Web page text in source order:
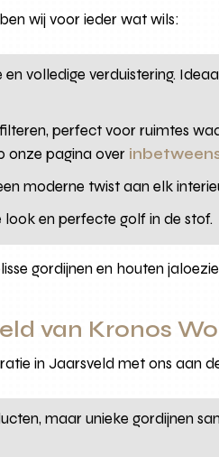
wij voor ieder wat wils:
volledige verduistering.
perfect voor ruimtes
onze pagina over
moderne twist aan elk
look en perfecte golf in de stof.
gordijnen en houten
van Kronos
in Jaarsveld met ons aan
maar unieke gordijnen